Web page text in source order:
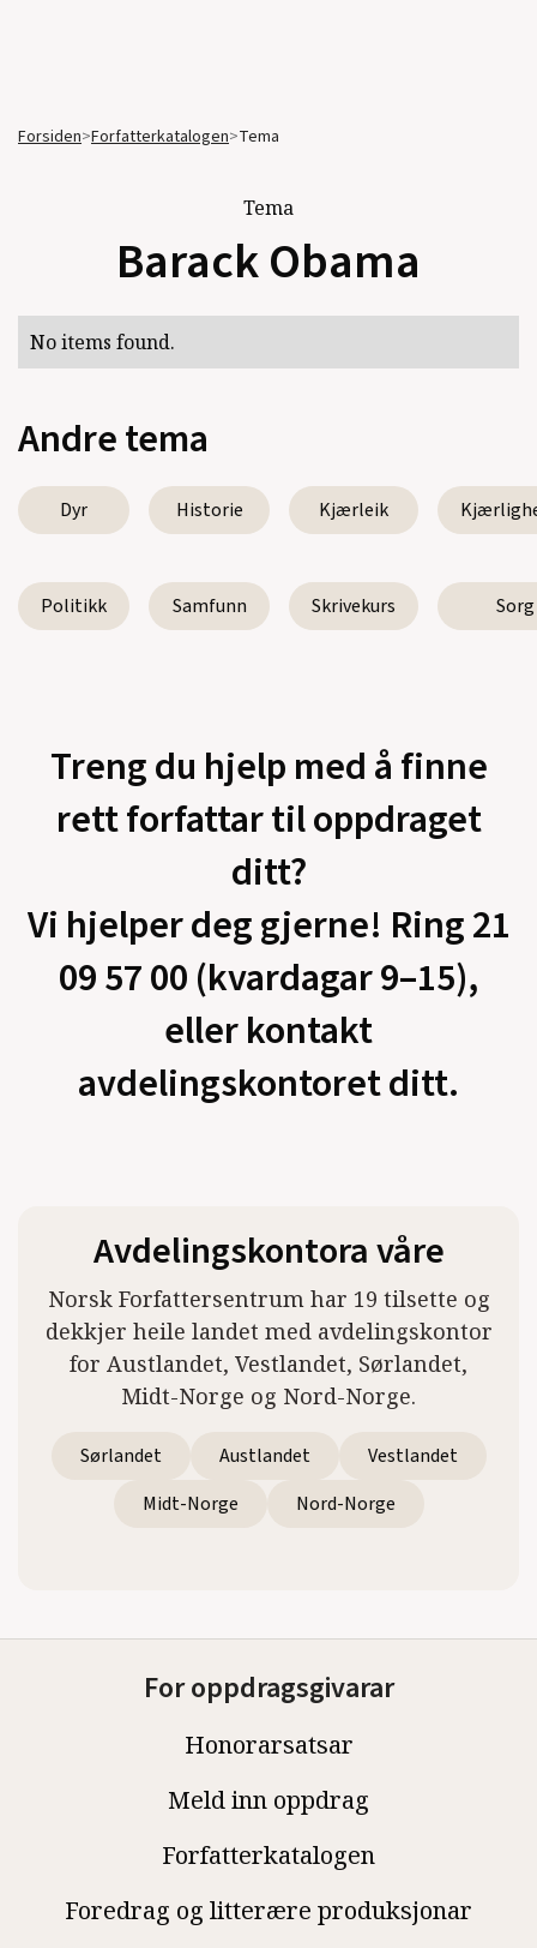
Forsiden>Forfatterkatalogen>Tema
Tema
Barack Obama
No items found.
Andre tema
Dyr Historie Kjærleik
Politikk Samfunn Skrivekurs Sorg
Treng du hjelp med å finne
rett forfattar til oppdraget
ditt?
Vi hjelper deg gjerne! Ring 21
09 57 00 (kvardagar 9–15),
eller kontakt
avdelingskontoret ditt.
Avdelingskontora våre
Norsk Forfattersentrum har 19 tilsette og
dekkjer heile landet med avdelingskontor
for Austlandet, Vestlandet, Sørlandet,
Midt-Norge og Nord-Norge.
Sørlandet Austlandet
Vestlandet
Midt-Norge
Nord-Norge
For oppdragsgivarar
Honorarsatsar
Meld inn oppdrag
Forfatterkatalogen
Foredrag og litterære produksjonar